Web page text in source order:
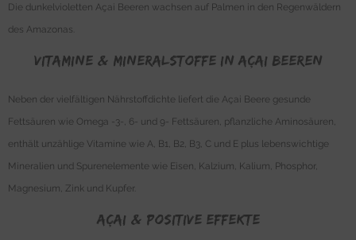
Die dunkelvioletten Açai Beeren wachsen auf Palmen in den Regenwäldern
des Amazonas.
Vitamine & Mineralstoffe in Açai Beeren
Neben der vielfältigen Nährstoffdichte liefert die Açai Beere gesunde
Fettsäuren wie Omega -3-, 6- und 9- Fettsäuren, pflanzliche Aminosäuren,
enthält unzählige Vitamine wie A, B1, B2, B3, C und E plus lebenswichtige
Mineralien und Spurenelemente wie Eisen, Kalzium, Kalium, Phosphor,
Magnesium, Zink und Kupfer.
Açai & positive Effekte